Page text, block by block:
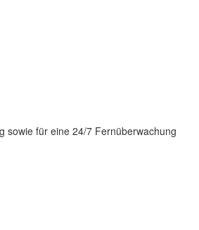
sowie für eine 24/7 Fernüberwachung